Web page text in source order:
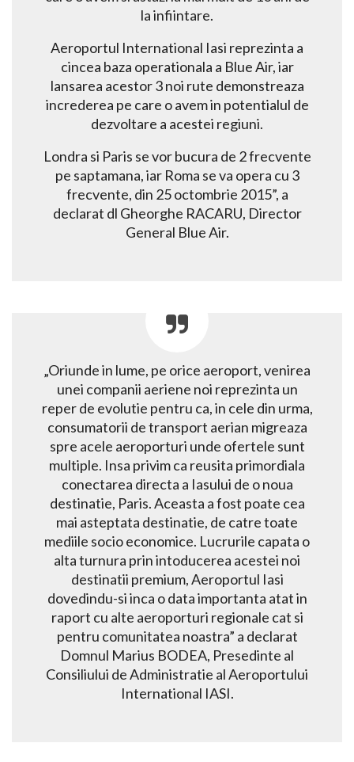
la infiintare.
Aeroportul International Iasi reprezinta a
cincea baza operationala a Blue Air, iar
lansarea acestor 3 noi rute demonstreaza
increderea pe care o avem in potentialul de
dezvoltare a acestei regiuni.
Londra si Paris se vor bucura de 2 frecvente
pe saptamana, iar Roma se va opera cu 3
frecvente, din 25 octombrie 2015”, a
declarat dl Gheorghe RACARU, Director
General Blue Air.
„Oriunde in lume, pe orice aeroport, venirea
unei companii aeriene noi reprezinta un
reper de evolutie‎ pentru ca, in cele din urma,
consumatorii de transport aerian migreaza
spre acele aeroporturi unde ofertele sunt
multiple. Insa privim ca reusita primordiala
conectarea directa a Iasului de o noua
destinatie, Paris. Aceasta a fost poate cea
mai asteptata destinatie, de catre toate
mediile socio economice. Lucrurile capata o
alta turnura prin intoducerea acestei noi
destinatii premium, Aeroportul Iasi
dovedindu-si inca o data importanta atat in
raport cu alte aeroporturi regionale cat si
pentru comunitatea noastra” a declarat
Domnul Marius BODEA, Presedinte al
Consiliului de Administratie al Aeroportului
International IASI.